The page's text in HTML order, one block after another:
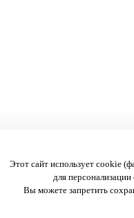
Этот сайт использует cookie
для персонализации
Вы можете запретить